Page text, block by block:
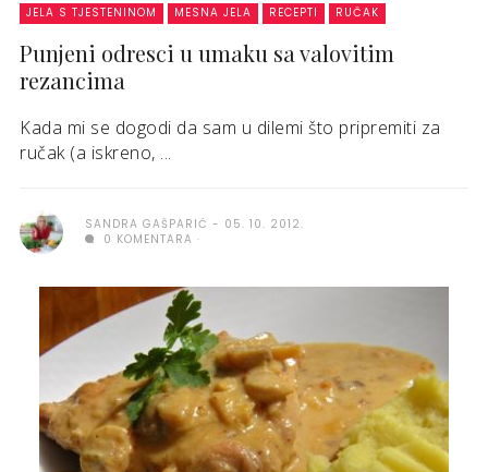
JELA S TJESTENINOM MESNA JELA RECEPTI RUČAK
Punjeni odresci u umaku sa valovitim
rezancima
Kada mi se dogodi da sam u dilemi što pripremiti za
ručak (a iskreno, ...
SANDRA GAŠPARIĆ
05. 10. 2012.
0 KOMENTARA